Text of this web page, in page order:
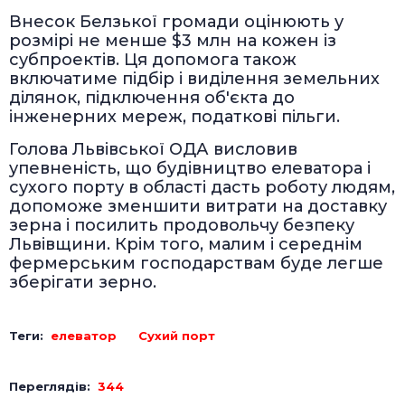
Внесок Белзької громади оцінюють у
розмірі не менше $3 млн на кожен із
субпроектів. Ця допомога також
включатиме підбір і виділення земельних
ділянок, підключення об'єкта до
інженерних мереж, податкові пільги.
Голова Львівської ОДА висловив
упевненість, що будівництво елеватора і
сухого порту в області дасть роботу людям,
допоможе зменшити витрати на доставку
зерна і посилить продовольчу безпеку
Львівщини. Крім того, малим і середнім
фермерським господарствам буде легше
зберігати зерно.
Теги: елеватор Сухий порт
Переглядів: 344